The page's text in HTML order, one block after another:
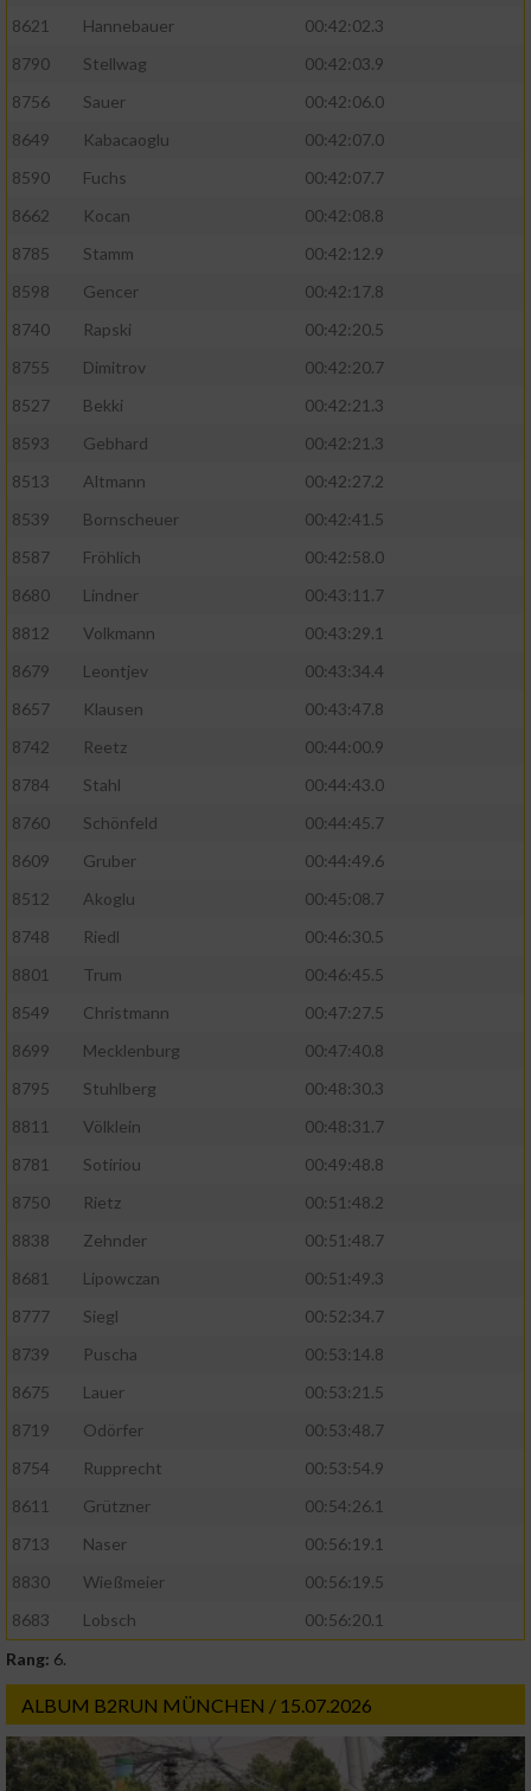
8621
Hannebauer
00:42:02.3
8790
Stellwag
00:42:03.9
8756
Sauer
00:42:06.0
8649
Kabacaoglu
00:42:07.0
8590
Fuchs
00:42:07.7
8662
Kocan
00:42:08.8
8785
Stamm
00:42:12.9
8598
Gencer
00:42:17.8
8740
Rapski
00:42:20.5
8755
Dimitrov
00:42:20.7
8527
Bekki
00:42:21.3
8593
Gebhard
00:42:21.3
8513
Altmann
00:42:27.2
8539
Bornscheuer
00:42:41.5
8587
Fröhlich
00:42:58.0
8680
Lindner
00:43:11.7
8812
Volkmann
00:43:29.1
8679
Leontjev
00:43:34.4
8657
Klausen
00:43:47.8
8742
Reetz
00:44:00.9
8784
Stahl
00:44:43.0
8760
Schönfeld
00:44:45.7
8609
Gruber
00:44:49.6
8512
Akoglu
00:45:08.7
8748
Riedl
00:46:30.5
8801
Trum
00:46:45.5
8549
Christmann
00:47:27.5
8699
Mecklenburg
00:47:40.8
8795
Stuhlberg
00:48:30.3
8811
Völklein
00:48:31.7
8781
Sotiriou
00:49:48.8
8750
Rietz
00:51:48.2
8838
Zehnder
00:51:48.7
8681
Lipowczan
00:51:49.3
8777
Siegl
00:52:34.7
8739
Puscha
00:53:14.8
8675
Lauer
00:53:21.5
8719
Odörfer
00:53:48.7
8754
Rupprecht
00:53:54.9
8611
Grützner
00:54:26.1
8713
Naser
00:56:19.1
8830
Wießmeier
00:56:19.5
8683
Lobsch
00:56:20.1
Rang: 6.
ALBUM B2RUN MÜNCHEN / 15.07.2026